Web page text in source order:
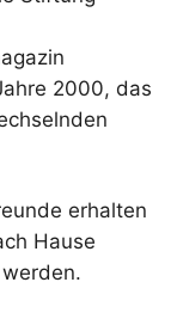
2000, das
erhalten
Hause